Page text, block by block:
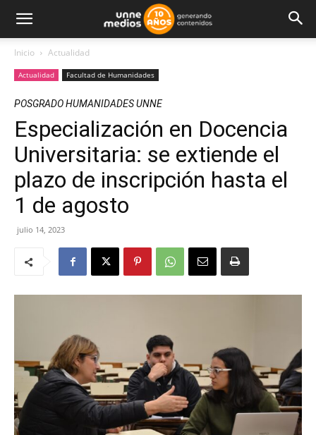
Inicio Actualidad
Actualidad Facultad de Humanidades
POSGRADO HUMANIDADES UNNE
Especialización en Docencia
Universitaria: se extiende el
plazo de inscripción hasta el
1 de agosto
julio 14, 2023